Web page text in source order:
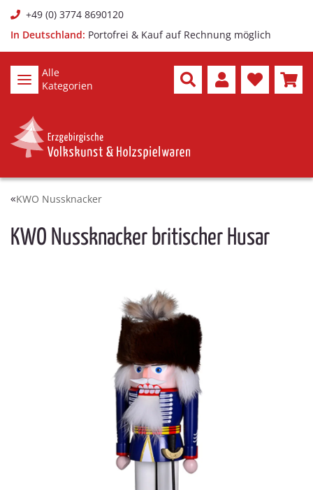
+49 (0) 3774 8690120
In Deutschland: Portofrei & Kauf auf Rechnung möglich
Alle
Kategorien
KWO Nussknacker
KWO Nussknacker britischer Husar